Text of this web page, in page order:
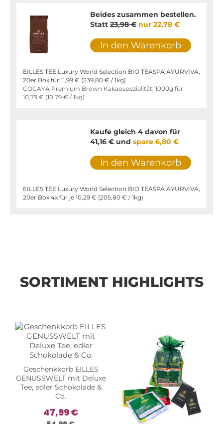
Beides zusammen bestellen.
Statt23,98 € nur 22,78 €
In den Warenkorb
EILLES TEE Luxury World Selection BIO TEASPA AYURVIVA,
20er Box für 11,99 € (239,80 € / 1kg)
COCAYA Premium Brown Kakaospezialität, 1000g für
10,79 € (10,79 € / 1kg)
Kaufe gleich 4 davon für
41,16 €und spare 6,80 €
In den Warenkorb
EILLES TEE Luxury World Selection BIO TEASPA AYURVIVA,
20er Box 4x für je 10,29 € (205,80 € / 1kg)
SORTIMENT HIGHLIGHTS
Geschenkkorb EILLES
GENUSSWELT mit Deluxe
Tee, edler Schokolade &
Co.
47,99 €